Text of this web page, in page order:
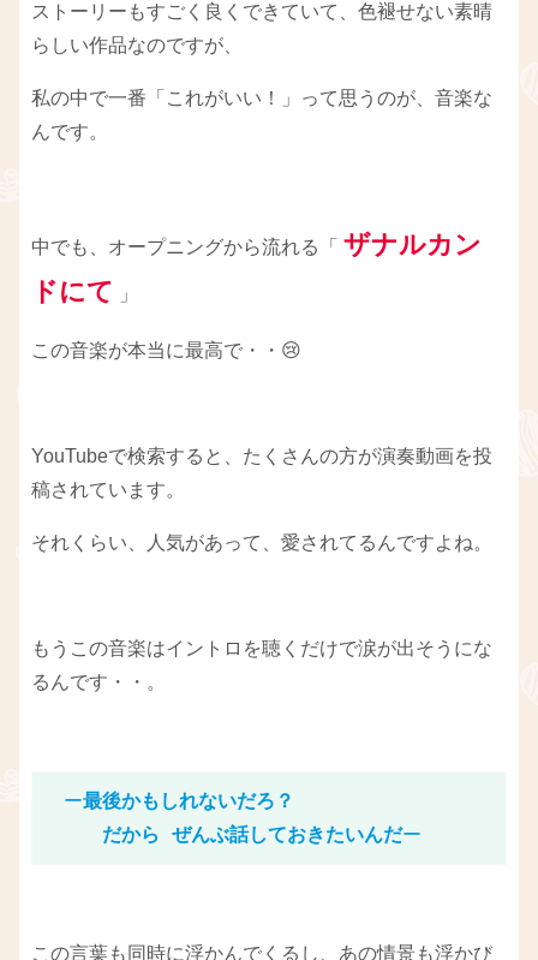
ストーリーもすごく良くできていて、色褪せない素晴
らしい作品なのですが、
私の中で一番「これがいい！」って思うのが、音楽な
んです。
中でも、オープニングから流れる「 ザナルカン
ドにて
」
この音楽が本当に最高で・・😢
YouTubeで検索すると、たくさんの方が演奏動画を投
稿されています。
それくらい、人気があって、愛されてるんですよね。
もうこの音楽はイントロを聴くだけで涙が出そうにな
るんです・・。
ー最後かもしれないだろ？
だから ぜんぶ話しておきたいんだー
この言葉も同時に浮かんでくるし、あの情景も浮かび